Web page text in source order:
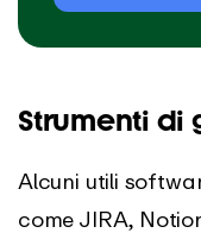
Strumenti di
Alcuni utili
come JIRA,